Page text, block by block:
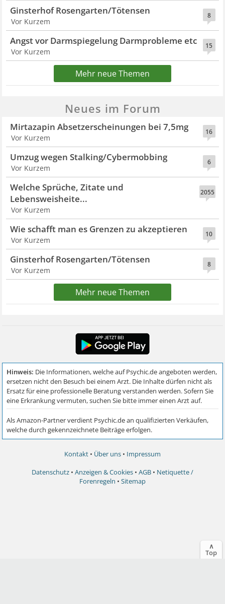
8
Ginsterhof Rosengarten/Tötensen
Vor Kurzem
15
Angst vor Darmspiegelung Darmprobleme etc
Vor Kurzem
Mehr neue Themen
Neues im Forum
16
Mirtazapin Absetzerscheinungen bei 7,5mg
Vor Kurzem
6
Umzug wegen Stalking/Cybermobbing
Vor Kurzem
2055
Welche Sprüche, Zitate und
Lebensweisheite...
Vor Kurzem
10
Wie schafft man es Grenzen zu akzeptieren
Vor Kurzem
8
Ginsterhof Rosengarten/Tötensen
Vor Kurzem
Mehr neue Themen
Kontakt • Über uns • Impressum
Datenschutz • Anzeigen & Cookies • AGB • Netiquette /
Forenregeln • Sitemap
∧
Top